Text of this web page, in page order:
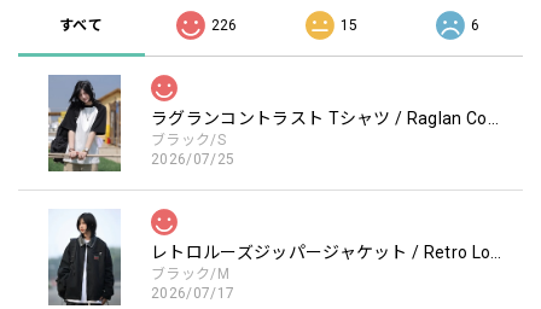
すべて 226 15 6
ブラック/S
2026/07/25
ブラック/M
2026/07/17